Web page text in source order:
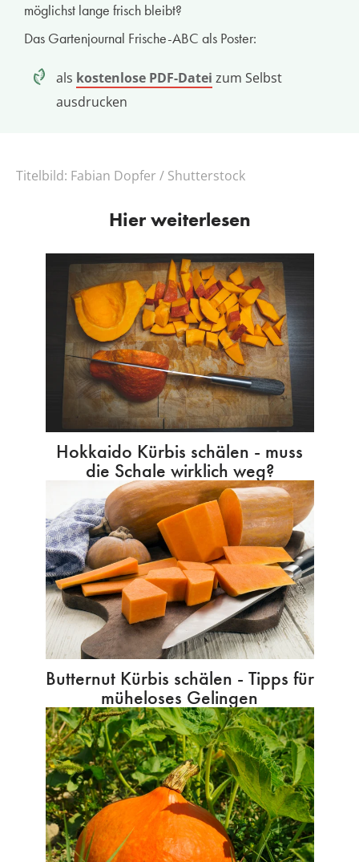
möglichst lange frisch bleibt?
Das Gartenjournal Frische-ABC als Poster:
als kostenlose PDF-Datei zum Selbst
ausdrucken
Titelbild: Fabian Dopfer / Shutterstock
Hier weiterlesen
Hokkaido Kürbis schälen - muss
die Schale wirklich weg?
Butternut Kürbis schälen - Tipps für
müheloses Gelingen